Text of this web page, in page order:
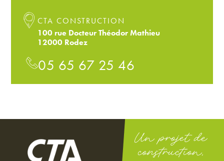
CTA CONSTRUCTION
100 rue Docteur Théodor Mathieu
12000 Rodez
05 65 67 25 46
Un projet de
construction,